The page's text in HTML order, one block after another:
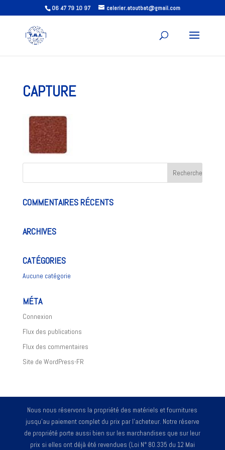
06 47 79 10 97 celerier.atoutbat@gmail.com
CAPTURE
COMMENTAIRES RÉCENTS
ARCHIVES
CATÉGORIES
Aucune catégorie
MÉTA
Connexion
Flux des publications
Flux des commentaires
Site de WordPress-FR
Nous nous réservons la propriété des matériels et fournitures
jusqu'au paiement complet du prix par l'acheteur. Notre réserve
de propriété porte aussi bien sur les marchandises que sur leur
prix si elles ont déjà été revendues (Loi N° 80.335 du 12 Mai